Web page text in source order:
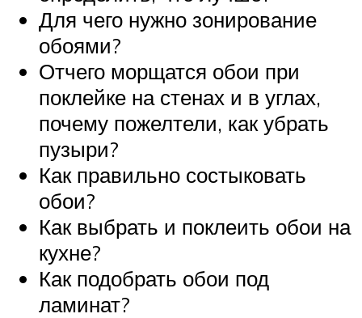
Для чего нужно зонирование
обоями?
Отчего морщатся обои при
поклейке на стенах и в углах,
почему пожелтели, как убрать
пузыри?
Как правильно состыковать
обои?
Как выбрать и поклеить обои на
кухне?
Как подобрать обои под
ламинат?